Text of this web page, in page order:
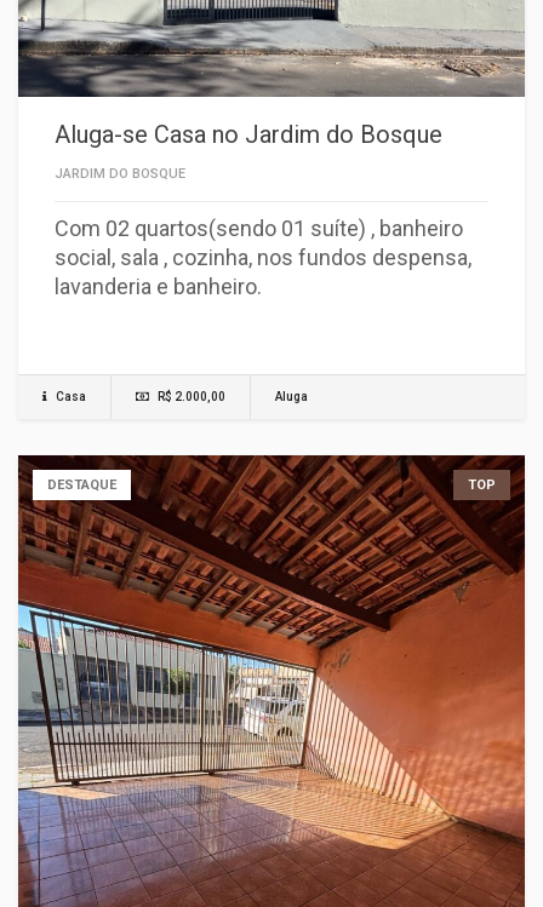
Aluga-se Casa no Jardim do Bosque
JARDIM DO BOSQUE
Com 02 quartos(sendo 01 suíte) , banheiro
social, sala , cozinha, nos fundos despensa,
lavanderia e banheiro.
Casa R$ 2.000,00 Aluga
DESTAQUE TOP